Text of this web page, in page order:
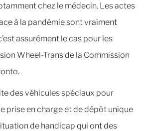
chez le médecin. Les actes
à la pandémie sont vraiment
assurément le cas pour les
Wheel-Trans de la Commission
des véhicules spéciaux pour
prise en charge et de dépôt unique
de handicap qui ont des